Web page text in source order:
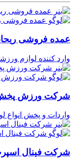
عمده فروشی
وارد کننده لوازم
شرکت ورزش
واردات و پخش انواع
شرکت فینال